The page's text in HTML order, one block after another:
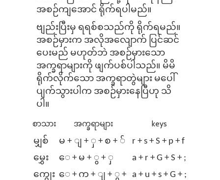
အစဉ်ကျအောင် ရိုက်ရပါမည်။ ⁠
ဗျည်းပြီးမှ ရရစ်စသည်ကို ရိုက်ရမည်။
အစဉ်မှားက အလိုအ⁠လျောက် ပြင်ဆင်
ပေးမည် မဟုတ်ဘဲ အစဉ်မှားသော
အက္ခရာများကို ဖျက်ပစ်ပါသည်။ မိမိ
ရိုက်⁠လိုက်သော အက္ခရာတွဲများ မပေါ်
ပျက်သွားပါက အစဉ်မှားနေပြီဟု သိ
ပါ။
စာသား အက္ခရာများ
keys
မျှစ်
မ + ျ + ှ + စ + ်
r + s + S + p + f
မွှေး
⁠ေ + မ + ွ + ှ
a + r + G + S + ;
ကျွေး ⁠ေ + က + ျ + ွ + a + u + s + G + ;